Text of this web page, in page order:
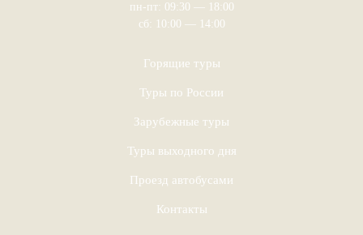
пн-пт: 09:30 — 18:00
сб: 10:00 — 14:00
Горящие туры
Туры по России
Зарубежные туры
Туры выходного дня
Проезд автобусами
Контакты